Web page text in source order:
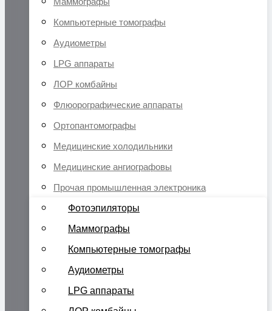
Компьютерные томографы
Аудиометры
LPG аппараты
ЛОР комбайны
Флюорографические аппараты
Ортопантомографы
Медицинские холодильники
Медицинские ангиографовы
Прочая промышленная электроника
Фотоэпиляторы
Маммографы
Компьютерные томографы
Аудиометры
LPG аппараты